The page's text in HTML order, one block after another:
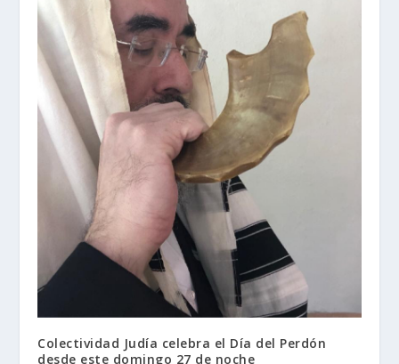
Colectividad Judía celebra el Día del Perdón
desde este domingo 27 de noche